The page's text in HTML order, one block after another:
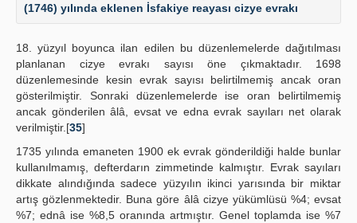
(1746) yılında eklenen İsfakiye reayası cizye evrakı
18. yüzyıl boyunca ilan edilen bu düzenlemelerde dağıtılması
planlanan cizye evrakı sayısı öne çıkmaktadır. 1698
düzenlemesinde kesin evrak sayısı belirtilmemiş ancak oran
gösterilmiştir. Sonraki düzenlemelerde ise oran belirtilmemiş
ancak gönderilen âlâ, evsat ve edna evrak sayıları net olarak
verilmiştir.[35]
1735 yılında emaneten 1900 ek evrak gönderildiği halde bunlar
kullanılmamış, defterdarın zimmetinde kalmıştır. Evrak sayıları
dikkate alındığında sadece yüzyılın ikinci yarısında bir miktar
artış gözlenmektedir. Buna göre âlâ cizye yükümlüsü %4; evsat
%7; ednâ ise %8,5 oranında artmıştır. Genel toplamda ise %7